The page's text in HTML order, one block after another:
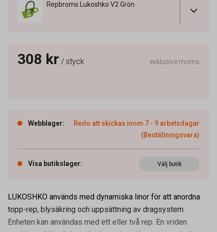
Repbroms Lukoshko V2 Grön
308 kr / styck exklusive moms
Webblager:
Redo att skickas inom 7 - 9 arbetsdagar
(Beställningsvara)
Visa butikslager: Välj butik
LUKOSHKO används med dynamiska linor för att anordna
topp-rep, blysäkring och uppsättning av dragsystem.
Enheten kan användas med ett eller två rep. En vriden